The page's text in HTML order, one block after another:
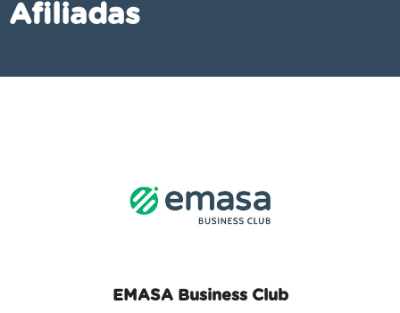
Afiliadas
EMASA Business Club